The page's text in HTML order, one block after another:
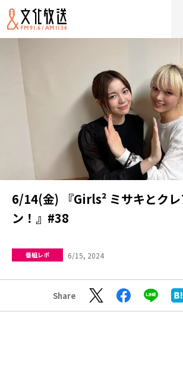
6/14(金) 『Girls² ミサキとク
ン！』#38
番組レポ 6/15, 2024
Share